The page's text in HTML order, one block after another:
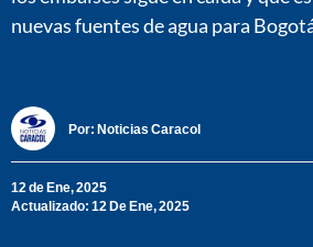
nuevas fuentes de agua para
Por: Noticias Caracol
12 de Ene, 2025
Actualizado: 12 De Ene, 2025